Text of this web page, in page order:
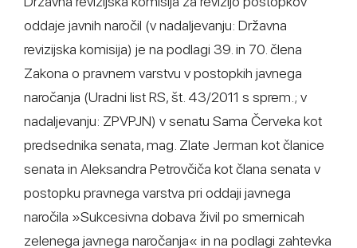
oddaje javnih naročil (v nadaljevanju: Državna
revizijska komisija) je na podlagi 39. in 70. člena
Zakona o pravnem varstvu v postopkih javnega
naročanja (Uradni list RS, št. 43/2011 s sprem.; v
nadaljevanju: ZPVPJN) v senatu Sama Červeka kot
predsednika senata, mag. Zlate Jerman kot članice
senata in Aleksandra Petrovčiča kot člana senata v
postopku pravnega varstva pri oddaji javnega
naročila »Sukcesivna dobava živil po smernicah
zelenega javnega naročanja« in na podlagi zahtevka